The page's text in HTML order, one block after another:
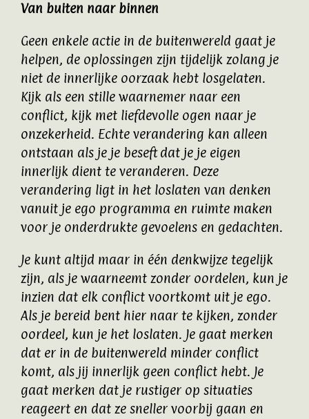
Van buiten naar binnen
Geen enkele actie in de buitenwereld gaat je
helpen, de oplossingen zijn tijdelijk zolang je
niet de innerlijke oorzaak hebt losgelaten.
Kijk als een stille waarnemer naar een
conflict, kijk met liefdevolle ogen naar je
onzekerheid. Echte verandering kan alleen
ontstaan als je je beseft dat je je eigen
innerlijk dient te veranderen. Deze
verandering ligt in het loslaten van denken
vanuit je ego programma en ruimte maken
voor je onderdrukte gevoelens en gedachten.
Je kunt altijd maar in één denkwijze tegelijk
zijn, als je waarneemt zonder oordelen, kun je
inzien dat elk conflict voortkomt uit je ego.
Als je bereid bent hier naar te kijken, zonder
oordeel, kun je het loslaten. Je gaat merken
dat er in de buitenwereld minder conflict
komt, als jij innerlijk geen conflict hebt. Je
gaat merken dat je rustiger op situaties
reageert en dat ze sneller voorbij gaan en